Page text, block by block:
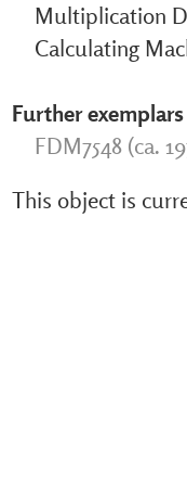
Multiplication
Calculating
Further
FDM7548 (ca.
This object is